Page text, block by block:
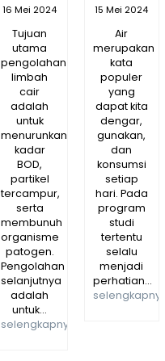
16 Mei 2024
Tujuan
utama
pengolahan
limbah
cair
adalah
untuk
menurunkan
kadar
BOD,
partikel
tercampur,
serta
membunuh
organisme
patogen.
Pengolahan
selanjutnya
adalah
untuk...
selengkapnya
15 Mei 2024
Air
merupakan
kata
populer
yang
dapat kita
dengar,
gunakan,
dan
konsumsi
setiap
hari. Pada
program
studi
tertentu
selalu
menjadi
perhatian...